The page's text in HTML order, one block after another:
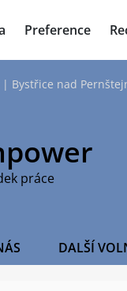
Preference
| Bystřice nad
práce
DALŠÍ